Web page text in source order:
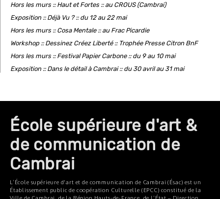
Hors les murs :: Haut et Fortes :: au CROUS (Cambrai)
Exposition :: Déjà Vu ? :: du 12 au 22 mai
Hors les murs :: Cosa Mentale :: au Frac Picardie
Workshop :: Dessinez Créez Liberté :: Trophée Presse Citron BnF
Hors les murs :: Festival Papier Carbone :: du 9 au 10 mai
Exposition :: Dans le détail à Cambrai :: du 30 avril au 31 mai
École supérieure d'art &
de communication de
Cambrai
L’École supérieure d'art et de communication de Cambrai (Ésac) est un
Établissement public de coopération Culturelle (EPCC) constitué de la